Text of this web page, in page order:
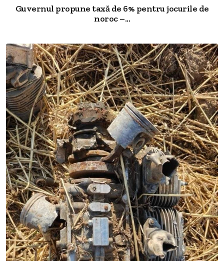
Guvernul propune taxă de 6% pentru jocurile de
noroc –...